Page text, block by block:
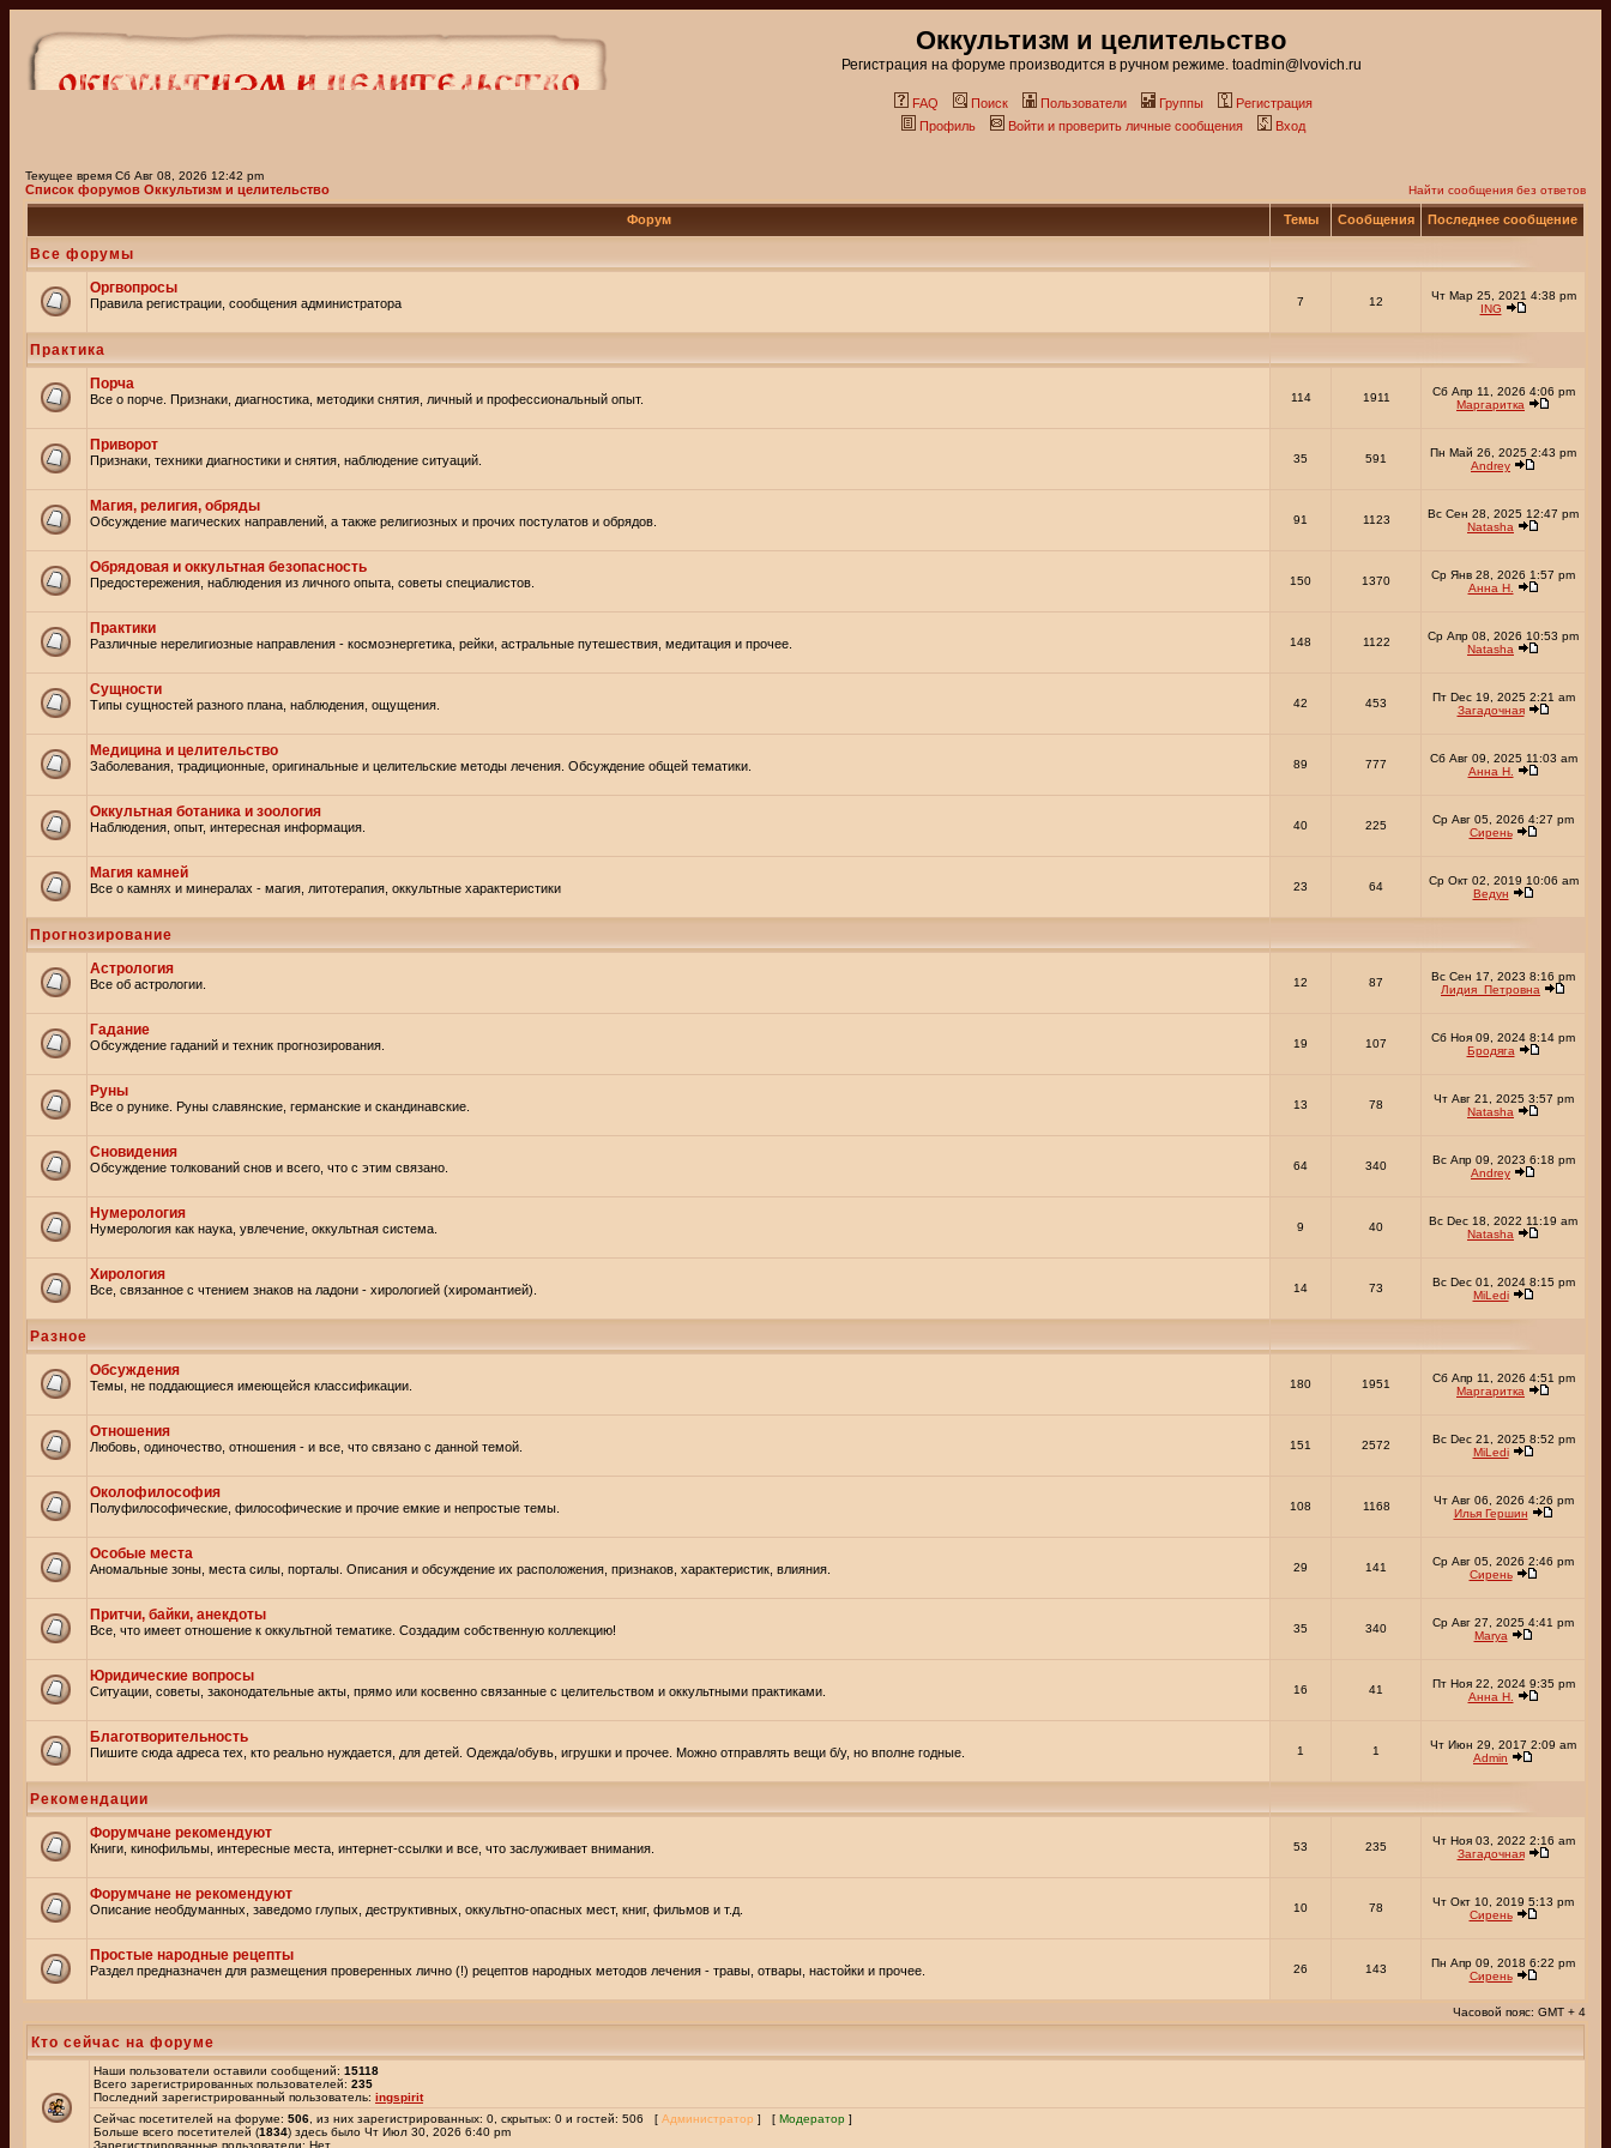
Оккультизм и целительство
Регистрация на форуме производится в ручном режиме. toadmin@lvovich.ru
FAQ Поиск Пользователи Группы
Регистрация
Профиль
Войти и проверить личные сообщения Вход
Текущее время Сб Авг 08, 2026 12:42 pm
Список форумов Оккультизм и целительство Найти сообщения без ответов
Форум Темы Сообщения Последнее сообщение
Все форумы
Оргвопросы
Правила регистрации, сообщения администратора 7 12
Чт Мар 25, 2021 4:38 pm
ING
Практика
Порча
Все о порче. Признаки, диагностика, методики снятия, личный и профессиональный опыт. 114 1911
Сб Апр 11, 2026 4:06 pm
Маргаритка
Приворот
Признаки, техники диагностики и снятия, наблюдение ситуаций. 35 591
Пн Май 26, 2025 2:43 pm
Andrey
Магия, религия, обряды
Обсуждение магических направлений, а также религиозных и прочих постулатов и обрядов. 91 1123
Вс Сен 28, 2025 12:47 pm
Natasha
Обрядовая и оккультная безопасность
Предостережения, наблюдения из личного опыта, советы специалистов. 150 1370
Ср Янв 28, 2026 1:57 pm
Анна Н.
Практики
Различные нерелигиозные направления - космоэнергетика, рейки, астральные путешествия, медитация и прочее. 148 1122
Ср Апр 08, 2026 10:53 pm
Natasha
Сущности
Типы сущностей разного плана, наблюдения, ощущения. 42 453
Пт Dec 19, 2025 2:21 am
Загадочная
Медицина и целительство
Заболевания, традиционные, оригинальные и целительские методы лечения. Обсуждение общей тематики. 89 777
Сб Авг 09, 2025 11:03 am
Анна Н.
Оккультная ботаника и зоология
Наблюдения, опыт, интересная информация. 40 225
Ср Авг 05, 2026 4:27 pm
Сирень
Магия камней
Все о камнях и минералах - магия, литотерапия, оккультные характеристики 23 64
Ср Окт 02, 2019 10:06 am
Ведун
Прогнозирование
Астрология
Все об астрологии. 12 87
Вс Сен 17, 2023 8:16 pm
Лидия_Петровна
Гадание
Обсуждение гаданий и техник прогнозирования. 19 107
Сб Ноя 09, 2024 8:14 pm
Бродяга
Руны
Все о рунике. Руны славянские, германские и скандинавские. 13 78
Чт Авг 21, 2025 3:57 pm
Natasha
Сновидения
Обсуждение толкований снов и всего, что с этим связано. 64 340
Вс Апр 09, 2023 6:18 pm
Andrey
Нумерология
Нумерология как наука, увлечение, оккультная система. 9 40
Вс Dec 18, 2022 11:19 am
Natasha
Хирология
Все, связанное с чтением знаков на ладони - хирологией (хиромантией). 14 73
Вс Dec 01, 2024 8:15 pm
MiLedi
Разное
Обсуждения
Темы, не поддающиеся имеющейся классификации. 180 1951
Сб Апр 11, 2026 4:51 pm
Маргаритка
Отношения
Любовь, одиночество, отношения - и все, что связано с данной темой. 151 2572
Вс Dec 21, 2025 8:52 pm
MiLedi
Околофилософия
Полуфилософические, философические и прочие емкие и непростые темы. 108 1168
Чт Авг 06, 2026 4:26 pm
Илья Гершин
Особые места
Аномальные зоны, места силы, порталы. Описания и обсуждение их расположения, признаков, характеристик, влияния. 29 141
Ср Авг 05, 2026 2:46 pm
Сирень
Притчи, байки, анекдоты
Все, что имеет отношение к оккультной тематике. Создадим собственную коллекцию! 35 340
Ср Авг 27, 2025 4:41 pm
Marya
Юридические вопросы
Ситуации, советы, законодательные акты, прямо или косвенно связанные с целительством и оккультными практиками. 16 41
Пт Ноя 22, 2024 9:35 pm
Анна Н.
Благотворительность
Пишите сюда адреса тех, кто реально нуждается, для детей. Одежда/обувь, игрушки и прочее. Можно отправлять вещи б/у, но вполне годные. 1 1
Чт Июн 29, 2017 2:09 am
Admin
Рекомендации
Форумчане рекомендуют
Книги, кинофильмы, интересные места, интернет-ссылки и все, что заслуживает внимания. 53 235
Чт Ноя 03, 2022 2:16 am
Загадочная
Форумчане не рекомендуют
Описание необдуманных, заведомо глупых, деструктивных, оккультно-опасных мест, книг, фильмов и т.д. 10 78
Чт Окт 10, 2019 5:13 pm
Сирень
Простые народные рецепты
Раздел предназначен для размещения проверенных лично (!) рецептов народных методов лечения - травы, отвары, настойки и прочее. 26 143
Пн Апр 09, 2018 6:22 pm
Сирень
Часовой пояс: GMT + 4
Кто сейчас на форуме
Наши пользователи оставили сообщений: 15118
Всего зарегистрированных пользователей: 235
Последний зарегистрированный пользователь: ingspirit
Сейчас посетителей на форуме: 506 , из них зарегистрированных: 0, скрытых: 0 и гостей: 506 [ Администратор ] [ Модератор ]
Больше всего посетителей (1834) здесь было Чт Июл 30, 2026 6:40 pm
Зарегистрированные пользователи: Нет